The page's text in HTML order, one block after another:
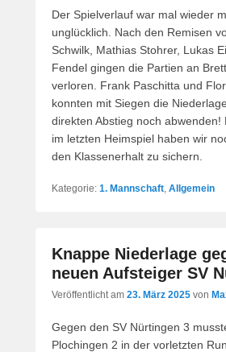
Der Spielverlauf war mal wieder
unglücklich. Nach den Remisen
Schwilk, Mathias Stohrer, Lukas
Fendel gingen die Partien an
verloren. Frank Paschitta und
konnten mit Siegen die
direkten Abstieg noch abwenden!
im letzten Heimspiel haben wir
den Klassenerhalt zu sichern.
Kategorie: 1. Mannschaft, Allgemein
Knappe Niederlage
neuen Aufsteiger SV
Veröffentlicht am 23. März 2025 von
Gegen den SV Nürtingen 3
Plochingen 2 in der vorletzten